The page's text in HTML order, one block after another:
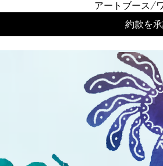
アートブース/
約款を